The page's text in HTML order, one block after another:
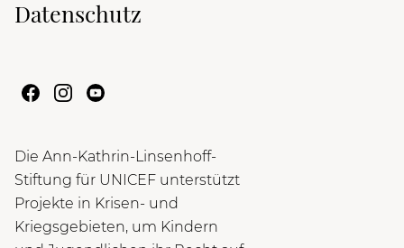
Datenschutz
Die Ann-Kathrin-Linsenhoff-
Stiftung für UNICEF unterstützt
Projekte in Krisen- und
Kriegsgebieten, um Kindern